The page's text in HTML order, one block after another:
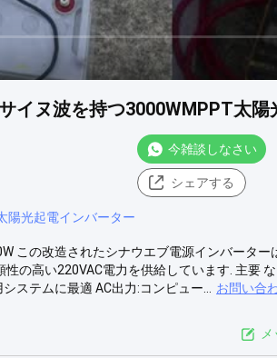
イヌ波を持つ3000WMPPT太陽
今雑談しなさい
シェアする
陽光起電インバーター
この改造されたシナウエブ電源インバーター
の高い220VAC電力を供給しています. 主要
ステムに最適 AC出力:コンピュー...
お問い合